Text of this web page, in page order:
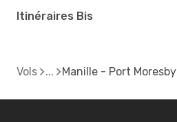
Itinéraires Bis
Vols Manille - Port Moresby